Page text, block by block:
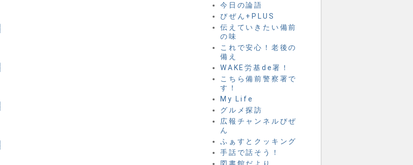
今日の論語
びぜん+PLUS
伝えていきたい備前
の味
これで安心！老後の
備え
WAKE労基de署！
こちら備前警察署で
す！
My Life
グルメ探訪
広報チャンネルびぜ
ん
ふぁすとクッキング
手話で話そう！